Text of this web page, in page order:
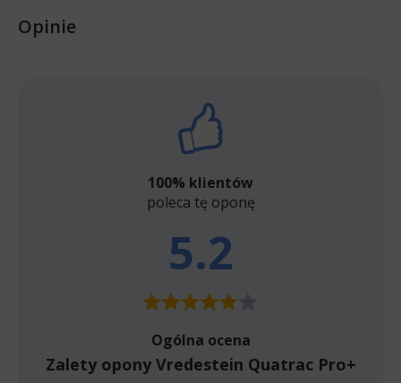
Opinie
100% klientów
poleca tę oponę
5.2
Ogólna ocena
Zalety opony Vredestein Quatrac Pro+